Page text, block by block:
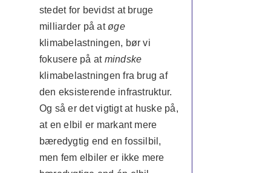
stedet for bevidst at bruge
milliarder på at øge
klimabelastningen, bør vi
fokusere på at mindske
klimabelastningen fra brug af
den eksisterende infrastruktur.
Og så er det vigtigt at huske på,
at en elbil er markant mere
bæredygtig end en fossilbil,
men fem elbiler er ikke mere